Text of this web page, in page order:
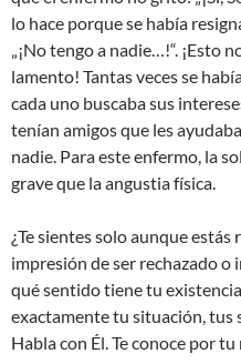
lo hace porque se había
„¡No tengo a nadie…!“. ¡Esto
lamento! Tantas veces se
cada uno buscaba sus
tenían amigos que les
nadie. Para este enfermo, la
grave que la angustia física.
¿Te sientes solo aunque estás
impresión de ser rechazado o
qué sentido tiene tu
exactamente tu situación, tus
Habla con Él. Te conoce por tu